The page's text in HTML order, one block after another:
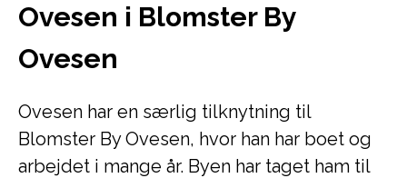
Ovesen i Blomster By
Ovesen
Ovesen har en særlig tilknytning til
Blomster By Ovesen, hvor han har boet og
arbejdet i mange år. Byen har taget ham til